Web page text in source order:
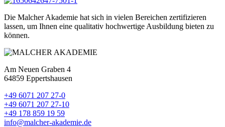
Die Malcher Akademie hat sich in vielen Bereichen zertifizieren
lassen, um Ihnen eine qualitativ hochwertige Ausbildung bieten zu
können.
Am Neuen Graben 4
64859 Eppertshausen
+49 6071 207 27-0
+49 6071 207 27-10
+49 178 859 19 59
info@malcher-akademie.de